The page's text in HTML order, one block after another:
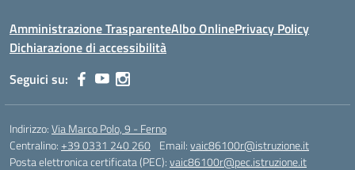
Amministrazione TrasparenteAlbo OnlinePrivacy Policy
Dichiarazione di accessibilità
Seguici su:
Indirizzo:Via Marco Polo, 9 - Ferno
Centralino:+39 0331 240 260 Email:vaic86100r@istruzione.it
Posta elettronica certificata (PEC):vaic86100r@pec.istruzione.it